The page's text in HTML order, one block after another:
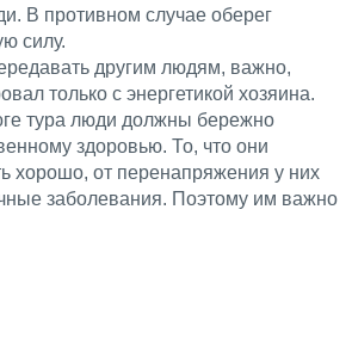
В противном случае оберег
силу.
другим людям, важно,
только с энергетикой хозяина.
тура люди должны бережно
здоровью. То, что они
хорошо, от перенапряжения у них
заболевания. Поэтому им важно